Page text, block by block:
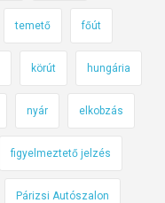
temető főút
körút hungária
nyár elkobzás
figyelmeztető jelzés
Párizsi Autószalon